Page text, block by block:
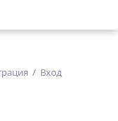
/ Вход